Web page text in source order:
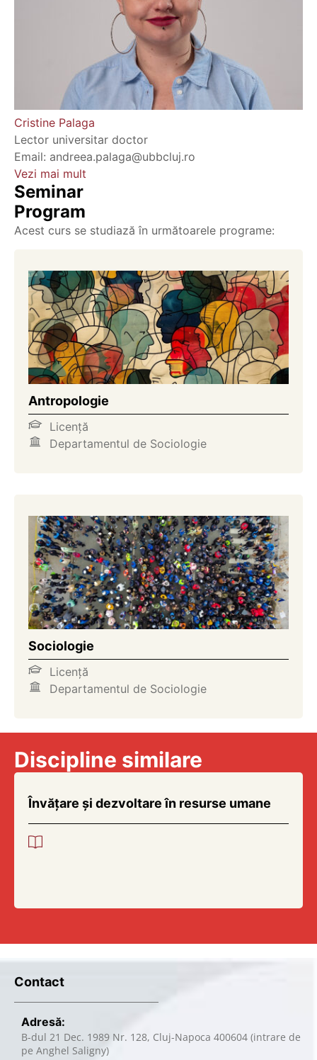
Cristine Palaga
Lector universitar doctor
Email: andreea.palaga@ubbcluj.ro
Vezi mai mult
Seminar
Program
Acest curs se studiază în următoarele programe:
Antropologie
Licență
Departamentul de Sociologie
Sociologie
Licență
Departamentul de Sociologie
Discipline similare
Învățare și dezvoltare în resurse umane
Contact
Adresă:
B-dul 21 Dec. 1989 Nr. 128, Cluj-Napoca 400604 (intrare de
pe Anghel Saligny)